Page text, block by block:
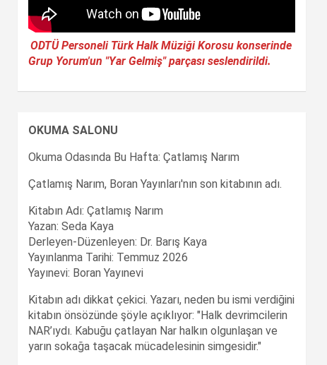
ODTÜ Personeli Türk Halk Müziği Korosu konserinde
Grup Yorum'un "Yar Gelmiş" parçası seslendirildi.
OKUMA SALONU
Okuma Odasında Bu Hafta: Çatlamış Narım
Çatlamış Narım, Boran Yayınları'nın son kitabının adı.
Kitabın Adı: Çatlamış Narım
Yazan: Seda Kaya
Derleyen-Düzenleyen: Dr. Barış Kaya
Yayınlanma Tarihi: Temmuz 2026
Yayınevi: Boran Yayınevi
Kitabın adı dikkat çekici. Yazarı, neden bu ismi verdiğini
kitabın önsözünde şöyle açıklıyor: "Halk devrimcilerin
NAR’ıydı. Kabuğu çatlayan Nar halkın olgunlaşan ve
yarın sokağa taşacak mücadelesinin simgesidir."